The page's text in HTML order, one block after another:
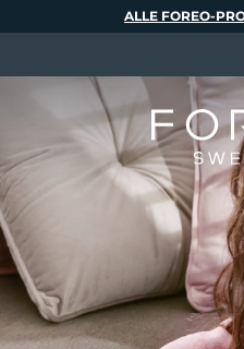
ALLE FOREO-